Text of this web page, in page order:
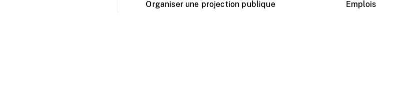
Organiser une projection publique
Emplois